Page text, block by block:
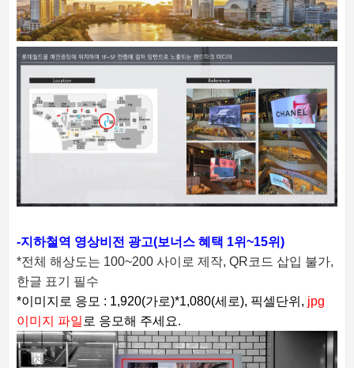
-지하철역 영상비전 광고(보너스 혜택 1위~15위)
*전체 해상도는 100~200 사이로 제작, QR코드 삽입 불가,
한글 표기 필수
*이미지로 응모 : 1,920(가로)*1,080(세로), 픽셀단위, jpg
이미지 파일 로 응모해 주세요.